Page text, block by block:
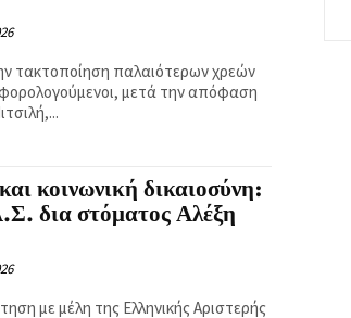
τακτοποίηση παλαιότερων χρεών
μετά την απόφαση
κοινωνική δικαιοσύνη:
δια στόματος Αλέξη
με μέλη της Ελληνικής Αριστερής